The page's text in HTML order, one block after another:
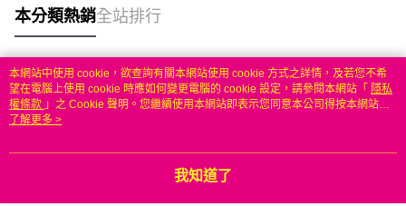
本分類熱銷全站排行
熱門標籤
本網站中使用 cookie，欲查詢有關本網站使用 cookie 方式之詳情，及若您不希
望在電腦上使用 cookie 時應如何變更電腦的 cookie 設定，請參閱本網站「 隱私
權條款 」之 Cookie 聲明。您繼續使用本網站即表示您同意本公司得按本網站使
用條款之 Cookie 聲明使用 cookie。
了解更多 >
我知道了